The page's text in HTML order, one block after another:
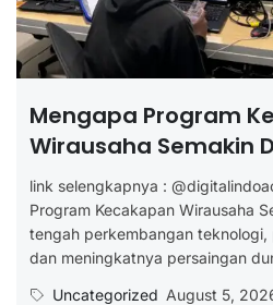
Mengapa Program
Wirausaha Semakin
link selengkapnya :
Program Kecakapan Wirausaha
tengah perkembangan teknologi,
dan meningkatnya persaingan
Uncategorized August 5,